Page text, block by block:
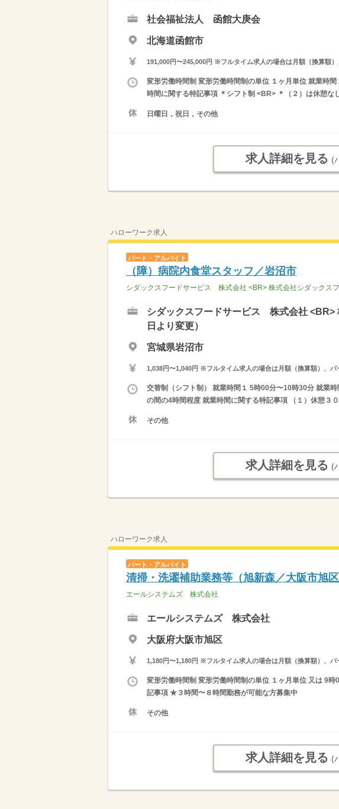
社会福祉法人 函館大庚会
北海道函館市
191,000円〜245,000円 ※フルタイム求人の場合は月額（換算額
変形労働時間制 変形労働時間制の単位 １ヶ月単位 就業時
時間に関する特記事項 ＊シフト制 <BR> ＊（２）は休憩な
日曜日，祝日，その他
求人詳細を見る (
ハローワーク求人
パート・アルバイト
（障）病院内食堂スタッフ／岩沼市
シダックスフードサービス 株式会社 <BR> 株式会社シダックス
シダックスフードサービス 株式会社 <BR>
日より変更）
宮城県岩沼市
1,038円〜1,040円 ※フルタイム求人の場合は月額（換算額）、パ
交替制（シフト制） 就業時間１ 5時00分〜10時30分 就業
の間の4時間程度 就業時間に関する特記事項 （１）休憩３
その他
求人詳細を見る (
ハローワーク求人
パート・アルバイト
清掃・洗濯補助業務等（旭新森／大阪市旭
エールシステムズ 株式会社
エールシステムズ 株式会社
大阪府大阪市旭区
1,180円〜1,180円 ※フルタイム求人の場合は月額（換算額）、パ
変形労働時間制 変形労働時間制の単位 １ヶ月単位 又は 9
記事項 ★３時間〜８時間勤務が可能な方募集中
その他
求人詳細を見る (